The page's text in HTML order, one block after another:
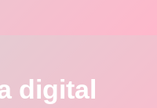
digital